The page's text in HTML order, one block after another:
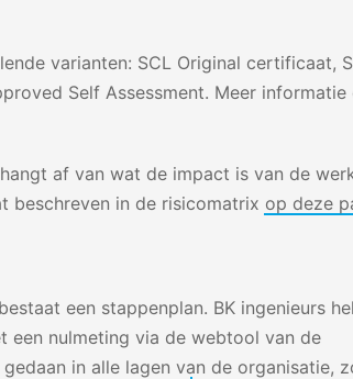
varianten: SCL Original certificaat,
Self Assessment. Meer informatie
af van wat de impact is van de
beschreven in de risicomatrix op deze
een stappenplan. BK ingenieurs
een nulmeting via dewebtool van de
in alle lagen van de organisatie,